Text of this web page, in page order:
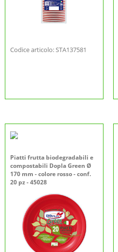
Codice articolo: STA137581
Piatti frutta biodegradabili e
compostabili Dopla Green Ø
170 mm - colore rosso - conf.
20 pz - 45028